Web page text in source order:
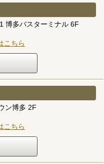
博多バスターミナル 6F
こちら
ン博多 2F
こちら